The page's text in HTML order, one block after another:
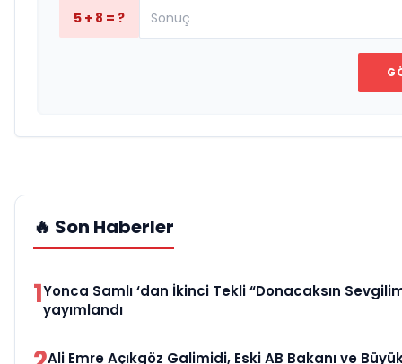
5 + 8 = ?
🔥 Son Haberler
1Yonca Samlı ‘dan İkinci Tekli “Donacaksın
yayımlandı
Ali Emre Açıkgöz Galimidi, Eski AB Bakanı ve